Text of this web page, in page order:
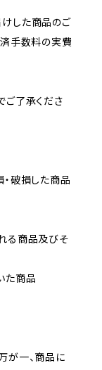
した商品のご
済手数料の実費
ご了承くださ
・破損した商品
る商品及びそ
た商品
が一、商品に